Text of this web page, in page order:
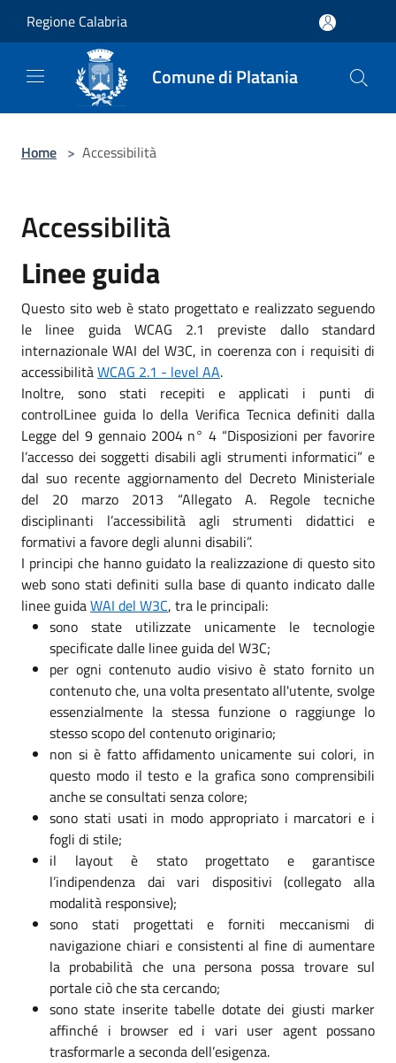
Regione Calabria
Comune di Platania
Home > Accessibilità
Accessibilità
Linee guida
Questo sito web è stato progettato e realizzato seguendo
le linee guida WCAG 2.1 previste dallo standard
internazionale WAI del W3C, in coerenza con i requisiti di
accessibilitàWCAG 2.1 - level AA.
Inoltre, sono stati recepiti e applicati i punti di
controlLinee guida lo della Verifica Tecnica definiti dalla
Legge del 9 gennaio 2004 n° 4 “Disposizioni per favorire
l’accesso dei soggetti disabili agli strumenti informatici” e
dal suo recente aggiornamento del Decreto Ministeriale
del 20 marzo 2013 “Allegato A. Regole tecniche
disciplinanti l’accessibilità agli strumenti didattici e
formativi a favore degli alunni disabili”.
I principi che hanno guidato la realizzazione di questo sito
web sono stati definiti sulla base di quanto indicato dalle
linee guidaWAI del W3C, tra le principali:
sono state utilizzate unicamente le tecnologie
specificate dalle linee guida del W3C;
per ogni contenuto audio visivo è stato fornito un
contenuto che, una volta presentato all'utente, svolge
essenzialmente la stessa funzione o raggiunge lo
stesso scopo del contenuto originario;
non si è fatto affidamento unicamente sui colori, in
questo modo il testo e la grafica sono comprensibili
anche se consultati senza colore;
sono stati usati in modo appropriato i marcatori e i
fogli di stile;
il layout è stato progettato e garantisce
l’indipendenza dai vari dispositivi (collegato alla
modalità responsive);
sono stati progettati e forniti meccanismi di
navigazione chiari e consistenti al fine di aumentare
la probabilità che una persona possa trovare sul
portale ciò che sta cercando;
sono state inserite tabelle dotate dei giusti marker
affinché i browser ed i vari user agent possano
trasformarle a seconda dell’esigenza.